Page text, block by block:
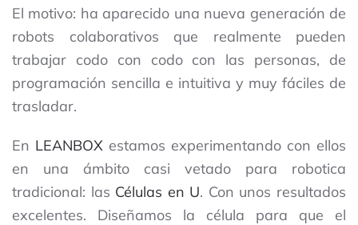
El motivo: ha aparecido una nueva generación de
robots colaborativos que realmente pueden
trabajar codo con codo con las personas, de
programación sencilla e intuitiva y muy fáciles de
trasladar.
En LEANBOX estamos experimentando con ellos
en una ámbito casi vetado para robotica
tradicional: las Células en U. Con unos resultados
excelentes. Diseñamos la célula para que el